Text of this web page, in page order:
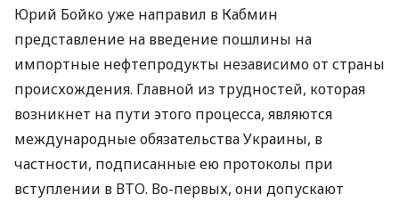
Юрий Бойко уже направил в Кабмин
представление на введение пошлины на
импортные нефтепродукты независимо от страны
происхождения. Главной из трудностей, которая
возникнет на пути этого процесса, являются
международные обязательства Украины, в
частности, подписанные ею протоколы при
вступлении в ВТО. Во-первых, они допускают